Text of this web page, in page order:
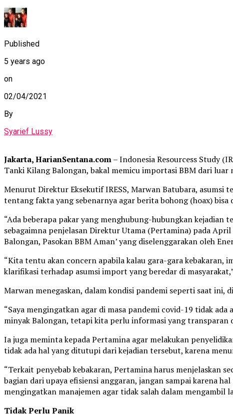
Published
5 years ago
on
02/04/2021
By
Syarief Lussy
Jakarta, HarianSentana.com– Indonesia Resourcess Study
Tanki Kilang Balongan, bakal memicu importasi BBM dari luar
Menurut Direktur Eksekutif IRESS, Marwan Batubara,
tentang fakta yang sebenarnya agar berita bohong (hoax) bisa
“Ada beberapa pakar yang menghubung-hubungkan
sebagaimna penjelasan Direktur Utama (Pertamina) pada
Balongan, Pasokan BBM Aman’ yang diselenggarakan oleh
“Kita tentu akan concern apabila kalau gara-gara kebakaran,
klarifikasi terhadap asumsi import yang beredar di
Marwan menegaskan, dalam kondisi pandemi seperti saat ini,
“Saya mengingatkan agar di masa pandemi covid-19 tidak
minyak Balongan, tetapi kita perlu informasi yang transparan
Ia juga meminta kepada Pertamina agar melakukan
tidak ada hal yang ditutupi dari kejadian tersebut, karena
“Terkait penyebab kebakaran, Pertamina harus menjelaskan
bagian dari upaya efisiensi anggaran, jangan sampai karena
mengingatkan manajemen agar tidak salah dalam mengambil
Tidak Perlu Panik